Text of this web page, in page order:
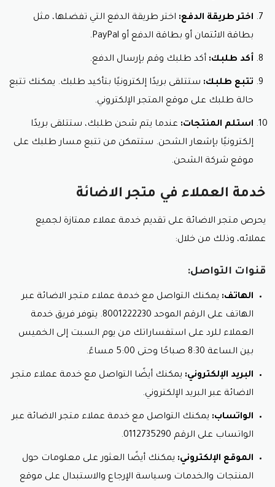
اختر طريقة الدفع: اختر طريقة الدفع التي تفضلها، مثل
بطاقة الائتمان أو بطاقة الدفع أو PayPal.
أكد طلبك: أكد طلبك وقم بإرسال الدفع.
تتبع طلبك: ستتلقى بريدًا إلكترونيًا بتأكيد طلبك. يمكنك تتبع
حالة طلبك على موقع المتجر الإلكتروني.
استلم المنتجات: عندما يتم شحن طلبك، ستتلقى بريدًا
إلكترونيًا بإشعار الشحن. ستتمكن من تتبع مسار طلبك على
موقع شركة الشحن.
خدمة العملاء في متجر الاضائة
يحرص متجر الاضائة على تقديم خدمة عملاء ممتازة لجميع
عملائه، وذلك من خلال:
قنوات التواصل:
الهاتف: يمكنك التواصل مع خدمة عملاء متجر الاضائة عبر
الهاتف على الرقم الموحد 8001222230. يتوفر فريق خدمة
العملاء للرد على استفساراتك من يوم السبت إلى الخميس
بين الساعة 8:30 صباحًا وحتى 5:00 مساءً.
البريد الإلكتروني: يمكنك أيضًا التواصل مع خدمة عملاء متجر
الاضائة عبر البريد الإلكتروني.
الواتساب: يمكنك التواصل مع خدمة عملاء متجر الاضائة عبر
الواتساب على الرقم 0112735290.
الموقع الإلكتروني: يمكنك أيضًا العثور على معلومات حول
المنتجات والخدمات وسياسة الإرجاع والاستبدال على موقع